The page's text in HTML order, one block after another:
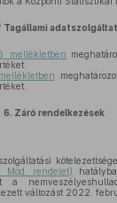
Tagállami
mellékletben
6. Záró rendelkezések
Mód. rendelet)
a
változást 2022.